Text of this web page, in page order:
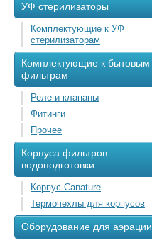
УФ стерилизаторы
Комплектующие к УФ
стерилизаторам
Комплектующие к бытовым
фильтрам
Реле и клапаны
Фитинги
Прочее
Корпуса фильтров
водоподготовки
Корпус Canature
Термочехлы для корпусов
Оборудование для аэрации